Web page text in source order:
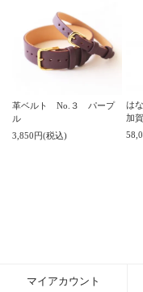
革ベルト No.３ パープ
ル
3,850円(税込)
は
加
マイアカウント